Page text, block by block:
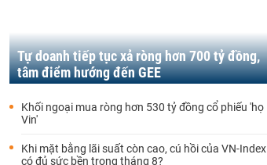
Tự doanh tiếp tục xả ròng hơn 700 tỷ đồng,
tâm điểm hướng đến GEE
Khối ngoại mua ròng hơn 530 tỷ đồng cổ phiếu 'họ
Vin'
Khi mặt bằng lãi suất còn cao, cú hồi của VN-Index
có đủ sức bền trong tháng 8?